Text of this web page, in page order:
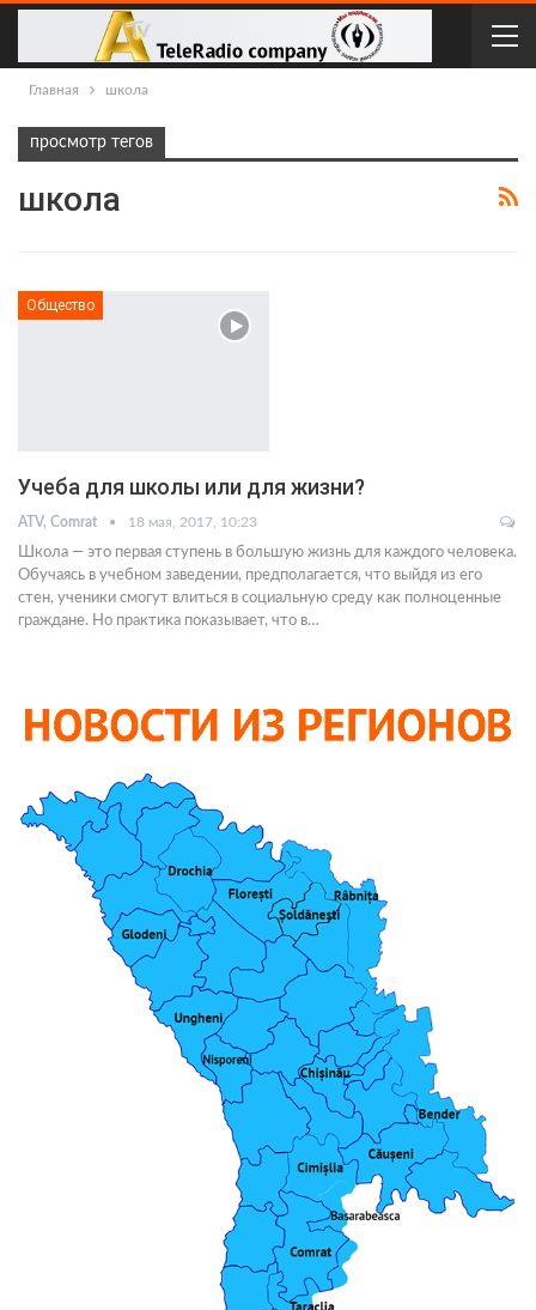
Главная школа
просмотр тегов
школа
Общество
Учеба для школы или для жизни?
ATV, Comrat 18 мая, 2017, 10:23
Школа — это первая ступень в большую жизнь для каждого человека.
Обучаясь в учебном заведении, предполагается, что выйдя из его
стен, ученики смогут влиться в социальную среду как полноценные
граждане. Но практика показывает, что в…